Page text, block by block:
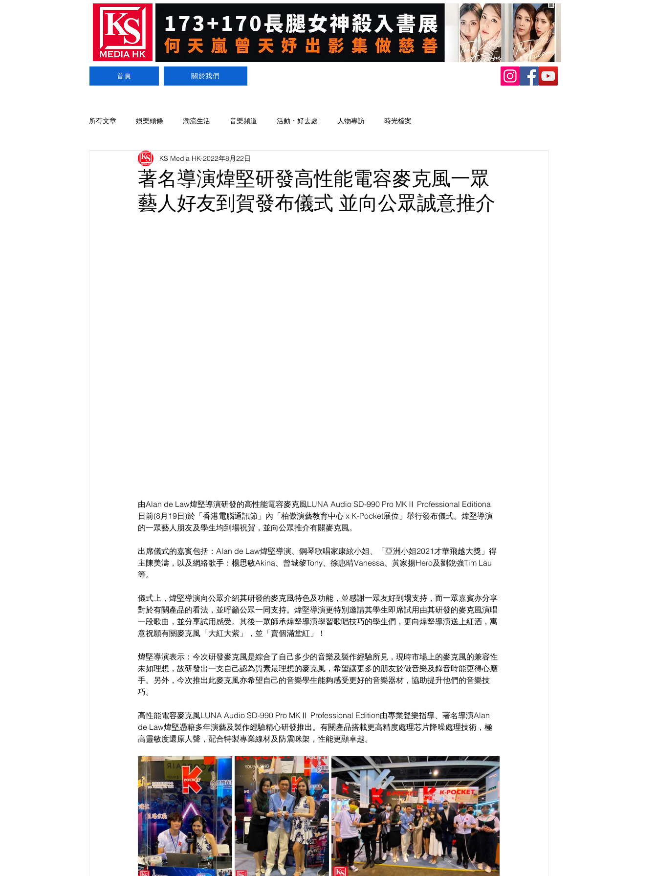
首頁 關於我們
所有文章 娛樂頭條 潮流生活 音樂頻道 活動・好去處 人物專訪 時光檔案
著名導演煒堅研發高性能電容麥克風一眾
藝人好友到賀發布儀式 並向公眾誠意推介
KS Media HK 2022年8月22日
由Alan de Law煒堅導演研發的高性能電容麥克風LUNA Audio SD-990 Pro MKⅡ Professional Editiona
日前(8月19日)於「香港電腦通訊節」內「柏傲演藝教育中心 x K-Pocket展位」舉行發布儀式。煒堅導演
的一眾藝人朋友及學生均到場祝賀，並向公眾推介有關麥克風。
出席儀式的嘉賓包括：Alan de Law煒堅導演、鋼琴歌唱家康絃小姐、「亞洲小姐2021才華飛越大獎」得
主陳美濤，以及網絡歌手：楊思敏Akina、曾城黎Tony、徐惠晴Vanessa、黃家揚Hero及劉銳強Tim Lau
等。
儀式上，煒堅導演向公眾介紹其研發的麥克風特色及功能，並感謝一眾友好到場支持，而一眾嘉賓亦分享
對於有關產品的看法，並呼籲公眾一同支持。煒堅導演更特別邀請其學生即席試用由其研發的麥克風演唱
一段歌曲，並分享試用感受。其後一眾師承煒堅導演學習歌唱技巧的學生們，更向煒堅導演送上紅酒，寓
意祝願有關麥克風「大紅大紫」，並「賣個滿堂紅」！
煒堅導演表示：今次研發麥克風是綜合了自己多少的音樂及製作經驗所見，現時市場上的麥克風的兼容性
未如理想，故研發出一支自己認為質素最理想的麥克風，希望讓更多的朋友於做音樂及錄音時能更得心應
手。另外，今次推出此麥克風亦希望自己的音樂學生能夠感受更好的音樂器材，協助提升他們的音樂技
巧。
高性能電容麥克風LUNA Audio SD-990 Pro MKⅡ Professional Edition由專業聲樂指導、著名導演Alan
de Law煒堅憑藉多年演藝及製作經驗精心研發推出。有關產品搭載更高精度處理芯片降噪處理技術，極
高靈敏度還原人聲，配合特製專業線材及防震咪架，性能更顯卓越。